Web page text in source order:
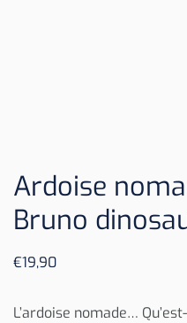
Ardoise
Bruno
€19,90
L’ardoise nomade…